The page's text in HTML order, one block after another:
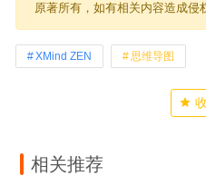
原著所有，如有相关内容造成侵
XMind ZEN 思维导图
相关推荐